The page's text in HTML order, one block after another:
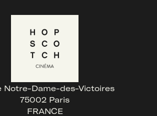
Notre-Dame-des-Victoires
75002 Paris
FRANCE